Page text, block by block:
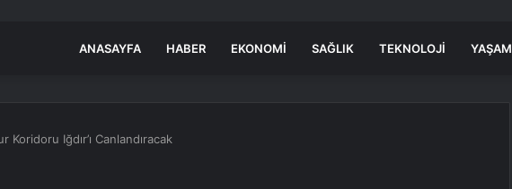
ANASAYFA HABER EKONOMI SAĞLIK TEKNOLOJI YAŞAM
Koridoru Iğdır’ı Canlandıracak